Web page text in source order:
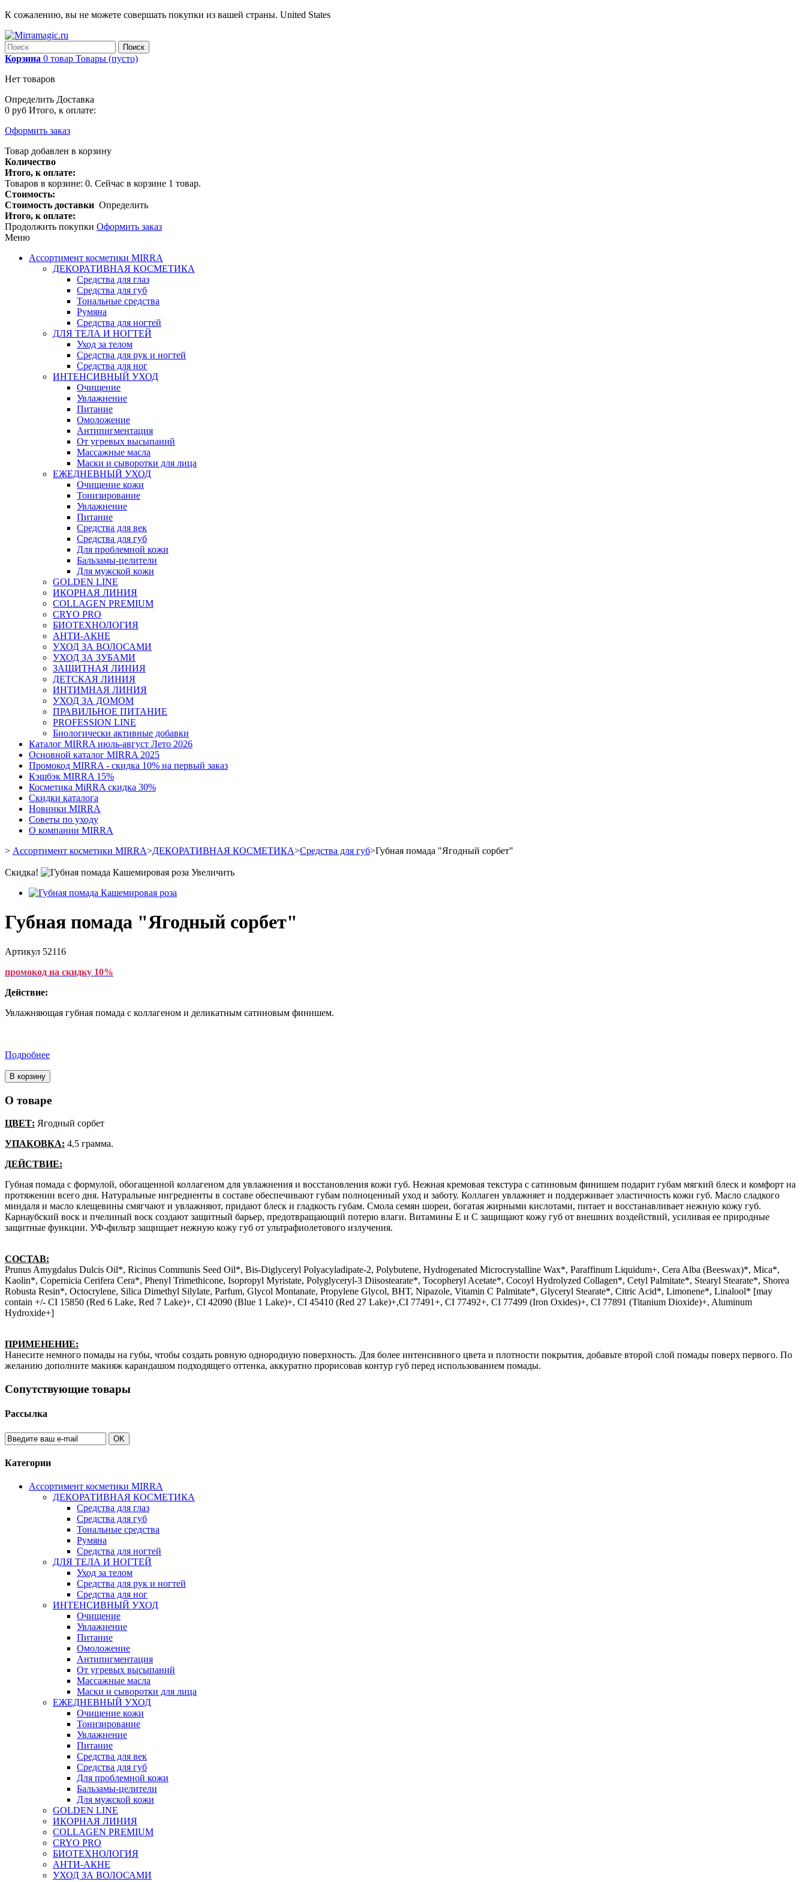
К сожалению, вы не можете совершать покупки из вашей страны. United States
Поиск
Корзина 0 товар Товары (пусто)
Нет товаров
Определить Доставка
0 руб Итого, к оплате:
Оформить заказ
Товар добавлен в корзину
Количество
Итого, к оплате:
Товаров в корзине: 0. Сейчас в корзине 1 товар.
Стоимость:
Стоимость доставки Определить
Итого, к оплате:
Продолжить покупки Оформить заказ
Меню
Ассортимент косметики MIRRA
ДЕКОРАТИВНАЯ КОСМЕТИКА
Средства для глаз
Средства для губ
Тональные средства
Румяна
Средства для ногтей
ДЛЯ ТЕЛА И НОГТЕЙ
Уход за телом
Средства для рук и ногтей
Средства для ног
ИНТЕНСИВНЫЙ УХОД
Очищение
Увлажнение
Питание
Омоложение
Антипигментация
От угревых высыпаний
Массажные масла
Маски и сыворотки для лица
ЕЖЕДНЕВНЫЙ УХОД
Очищение кожи
Тонизирование
Увлажнение
Питание
Средства для век
Средства для губ
Для проблемной кожи
Бальзамы-целители
Для мужской кожи
GOLDEN LINE
ИКОРНАЯ ЛИНИЯ
COLLAGEN PREMIUM
CRYO PRO
БИОТЕХНОЛОГИЯ
АНТИ-АКНЕ
УХОД ЗА ВОЛОСАМИ
УХОД ЗА ЗУБАМИ
ЗАЩИТНАЯ ЛИНИЯ
ДЕТСКАЯ ЛИНИЯ
ИНТИМНАЯ ЛИНИЯ
УХОД ЗА ДОМОМ
ПРАВИЛЬНОЕ ПИТАНИЕ
PROFESSION LINE
Биологически активные добавки
Каталог MIRRA июль-август Лето 2026
Основной каталог MIRRA 2025
Промокод MIRRA - скидка 10% на первый заказ
Кэшбэк MIRRA 15%
Косметика MiRRA скидка 30%
Скидки каталога
Новинки MIRRA
Советы по уходу
О компании MIRRA
> Ассортимент косметики MIRRA>ДЕКОРАТИВНАЯ КОСМЕТИКА>Средства для губ>Губная помада "Ягодный сорбет"
Скидка! Увеличить
Губная помада "Ягодный сорбет"
Артикул 52116
промокод на скидку 10%
Действие:
Увлажняющая губная помада с коллагеном и деликатным сатиновым финишем.
Подробнее
В корзину
О товаре
ЦВЕТ: Ягодный сорбет
УПАКОВКА: 4,5 грамма.
ДЕЙСТВИЕ:
Губная помада с формулой, обогащенной коллагеном для увлажнения и восстановления кожи губ. Нежная кремовая текстура с сатиновым финишем подарит губам мягкий блеск и комфорт на
протяжении всего дня. Натуральные ингредиенты в составе обеспечивают губам полноценный уход и заботу. Коллаген увлажняет и поддерживает эластичность кожи губ. Масло сладкого
миндаля и масло клещевины смягчают и увлажняют, придают блеск и гладкость губам. Смола семян шореи, богатая жирными кислотами, питает и восстанавливает нежную кожу губ.
Карнаубский воск и пчелиный воск создают защитный барьер, предотвращающий потерю влаги. Витамины Е и С защищают кожу губ от внешних воздействий, усиливая ее природные
защитные функции. УФ-фильтр защищает нежную кожу губ от ультрафиолетового излучения.
СОСТАВ:
Prunus Amygdalus Dulcis Oil*, Ricinus Communis Seed Oil*, Bis-Diglyceryl Polyacyladipate-2, Polybutene, Hydrogenated Microcrystalline Wax*, Paraffinum Liquidum+, Cera Alba (Beeswax)*, Mica*,
Kaolin*, Copernicia Cerifera Cera*, Phenyl Trimethicone, Isopropyl Myristate, Polyglyceryl-3 Diisostearate*, Tocopheryl Acetate*, Cocoyl Hydrolyzed Collagen*, Cetyl Palmitate*, Stearyl Stearate*, Shorea
Robusta Resin*, Octocrylene, Silica Dimethyl Silylate, Parfum, Glycol Montanate, Propylene Glycol, BHT, Nipazole, Vitamin C Palmitate*, Glyceryl Stearate*, Citric Acid*, Limonene*, Linalool* [may
contain +/- CI 15850 (Red 6 Lake, Red 7 Lake)+, CI 42090 (Blue 1 Lake)+, CI 45410 (Red 27 Lake)+,CI 77491+, CI 77492+, CI 77499 (Iron Oxides)+, CI 77891 (Titanium Dioxide)+, Aluminum
Hydroxide+]
ПРИМЕНЕНИЕ:
Нанесите немного помады на губы, чтобы создать ровную однородную поверхность. Для более интенсивного цвета и плотности покрытия, добавьте второй слой помады поверх первого. По
желанию дополните макияж карандашом подходящего оттенка, аккуратно прорисовав контур губ перед использованием помады.
Сопутствующие товары
Рассылка
OK
Категории
Ассортимент косметики MIRRA
ДЕКОРАТИВНАЯ КОСМЕТИКА
Средства для глаз
Средства для губ
Тональные средства
Румяна
Средства для ногтей
ДЛЯ ТЕЛА И НОГТЕЙ
Уход за телом
Средства для рук и ногтей
Средства для ног
ИНТЕНСИВНЫЙ УХОД
Очищение
Увлажнение
Питание
Омоложение
Антипигментация
От угревых высыпаний
Массажные масла
Маски и сыворотки для лица
ЕЖЕДНЕВНЫЙ УХОД
Очищение кожи
Тонизирование
Увлажнение
Питание
Средства для век
Средства для губ
Для проблемной кожи
Бальзамы-целители
Для мужской кожи
GOLDEN LINE
ИКОРНАЯ ЛИНИЯ
COLLAGEN PREMIUM
CRYO PRO
БИОТЕХНОЛОГИЯ
АНТИ-АКНЕ
УХОД ЗА ВОЛОСАМИ